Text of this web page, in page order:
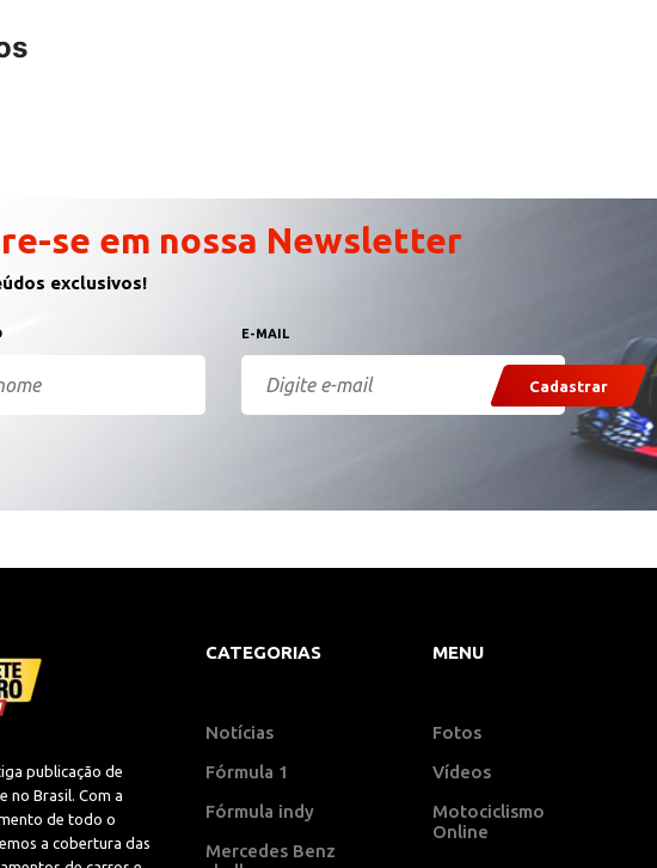
se em nossa Newsletter
exclusivos!
E-MAIL
Cadastrar
publicação de
no Brasil. Com a
de todo o
a cobertura das
CATEGORIAS
Notícias
Fórmula 1
Fórmula indy
Mercedes Benz
MENU
Fotos
Vídeos
Motociclismo
Online